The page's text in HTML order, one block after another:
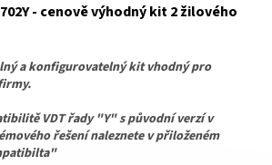
- cenově výhodný kit 2 žilového
a konfigurovatelný kit vhodný pro
VDT řady "Y" s původní verzí v
řešení naleznete v přiloženém